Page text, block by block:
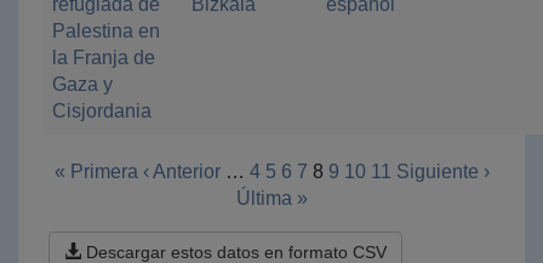
refugiada de
Palestina en
la Franja de
Gaza y
Cisjordania
Bizkaia
español
« Primera ‹ Anterior … 4 5 6 7 8 9 10 11 Siguiente ›
Última »
Descargar estos datos en formato CSV